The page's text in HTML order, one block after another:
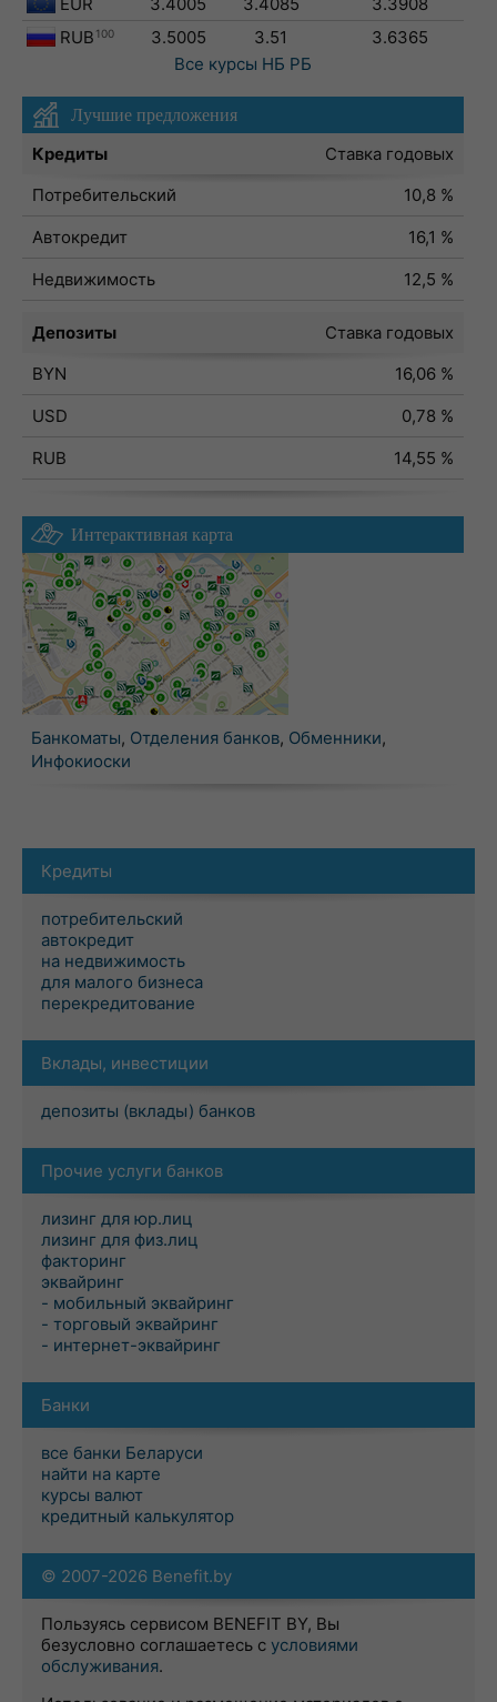
RUB 100 3.5005 3.51
3.6365
Все курсы НБ РБ
Лучшие предложения
Кредиты
Ставка годовых
Потребительский
10,8 %
Автокредит
16,1 %
Недвижимость
12,5 %
Депозиты
Ставка годовых
BYN
16,06 %
USD
0,78 %
RUB
14,55 %
Интерактивная карта
Банкоматы, Отделения банков, Обменники,
Инфокиоски
Кредиты
потребительский
автокредит
на недвижимость
для малого бизнеса
перекредитование
Вклады, инвестиции
депозиты (вклады) банков
Прочие услуги банков
лизинг для юр.лиц
лизинг для физ.лиц
факторинг
эквайринг
- мобильный эквайринг
- торговый эквайринг
- интернет-эквайринг
Банки
все банки Беларуси
найти на карте
курсы валют
кредитный калькулятор
© 2007-2026 Benefit.by
Пользуясь сервисом BENEFIT BY, Вы
безусловно соглашаетесь с условиями
обслуживания.